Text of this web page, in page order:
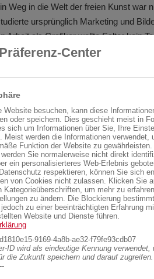
Weg in die Welt der freien Kunst war
ursprünglich Marketing und
Arbeit als Grafiker wollte Salter kein
sein“, wie er sagt. Stattdessen
Dinge, die wir täglich kaufen und
sie in einen neuen Kontext zu bringen“
auch zu seinen „Styrobots“
Star Wars Filmen und fasziniert von
bei Salter früh eine große Liebe
schon immer die Idee von
sein könnten, im Gegensatz zu
eigenen riesigen freundlichen
benötigt er entsprechend viel
stellte er fest, dass es bei den
seiner Verfügbarkeit schätzt er die
Center
Website besuchen, kann diese
oder speichern. Dies geschieht meist in
sich um Informationen über Sie, Ihre
Meist werden die Informationen verwendet,
Funktion der Website zu
Sie normalerweise nicht direkt
ein personalisierteres Web-Erlebnis
respektieren, können Sie sich
von Cookies nicht zulassen. Klicken Sie
Kategorieüberschriften, um mehr zu
zu ändern. Die Blockierung
zu einer beeinträchtigten Erfahrung
Website und Dienste führen.
d1810e15-9169-4a8b-ae32-f79fe93cdb07
ID wird als eindeutige Kennung verwendet,
die Zukunft speichern und darauf zugreifen.
--